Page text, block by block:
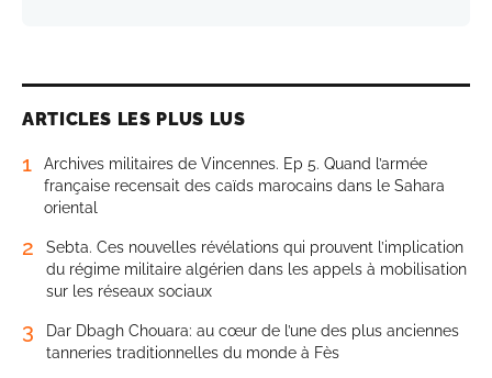
ARTICLES LES PLUS LUS
1
Archives militaires de Vincennes. Ep 5. Quand l’armée
française recensait des caïds marocains dans le Sahara
oriental
2
Sebta. Ces nouvelles révélations qui prouvent l’implication
du régime militaire algérien dans les appels à mobilisation
sur les réseaux sociaux
3
Dar Dbagh Chouara: au cœur de l’une des plus anciennes
tanneries traditionnelles du monde à Fès